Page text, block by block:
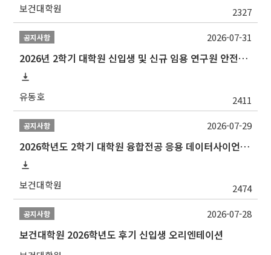
보건대학원 2327
공지사항
2026년 2학기 대학원 신입생 및 신규 임용 연구원 안전환경교육(신규교육) 실시 안내
유동호 2411
2026-07-31
공지사항
2026학년도 2학기 대학원 융합전공 응용 데이터사이언스 선발 계획 알림
보건대학원 2474
2026-07-29
공지사항
보건대학원 2026학년도 후기 신입생 오리엔테이션
2026-07-28